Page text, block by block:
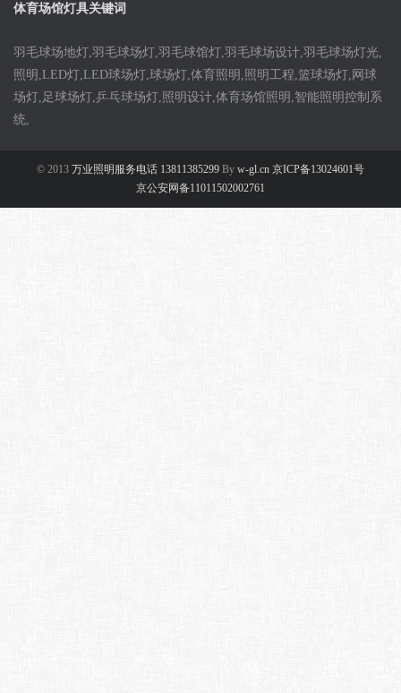
体育场馆灯具关键词
羽毛球场地灯,羽毛球场灯,羽毛球馆灯,羽毛球场设计,羽毛球场灯光,
照明,LED灯,LED球场灯,球场灯,体育照明,照明工程,篮球场灯,网球
场灯,足球场灯,乒乓球场灯,照明设计,体育场馆照明,智能照明控制系
统,
© 2013 万业照明服务电话 13811385299 By w-gl.cn 京ICP备13024601号
京公安网备11011502002761